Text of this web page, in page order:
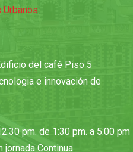
Urbanos
del café Piso 5
e innovación de
pm. de 1:30 pm. a 5:00 pm
jornada Continua